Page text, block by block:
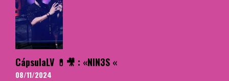
CápsulaLV 💊🎥 : «NIN3S «
08/11/2024